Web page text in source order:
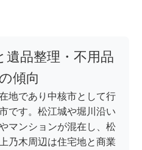
遺品整理・不用品
傾向
地であり中核市として行
です。松江城や堀川沿い
マンションが混在し、松
乃木周辺は住宅地と商業